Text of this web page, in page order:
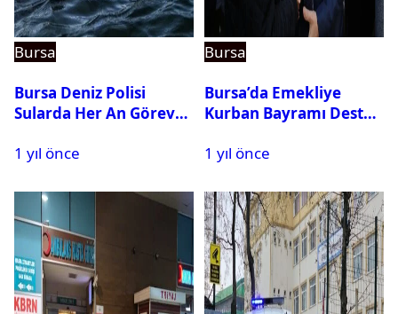
Bursa
Bursa Deniz Polisi
Sularda Her An Göreve
1 yıl önce
Bursa
Bursa’da Emekliye
Kurban Bayramı Destek
1 yıl önce